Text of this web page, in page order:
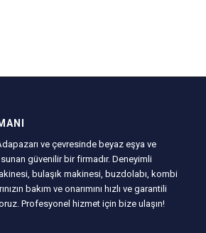
ve çevresinde beyaz eşya ve
güvenilir bir firmadır. Deneyimli
bulaşık makinesi, buzdolabı, kombi
bakım ve onarımını hızlı ve garantili
Profesyonel hizmet için bize ulaşın!